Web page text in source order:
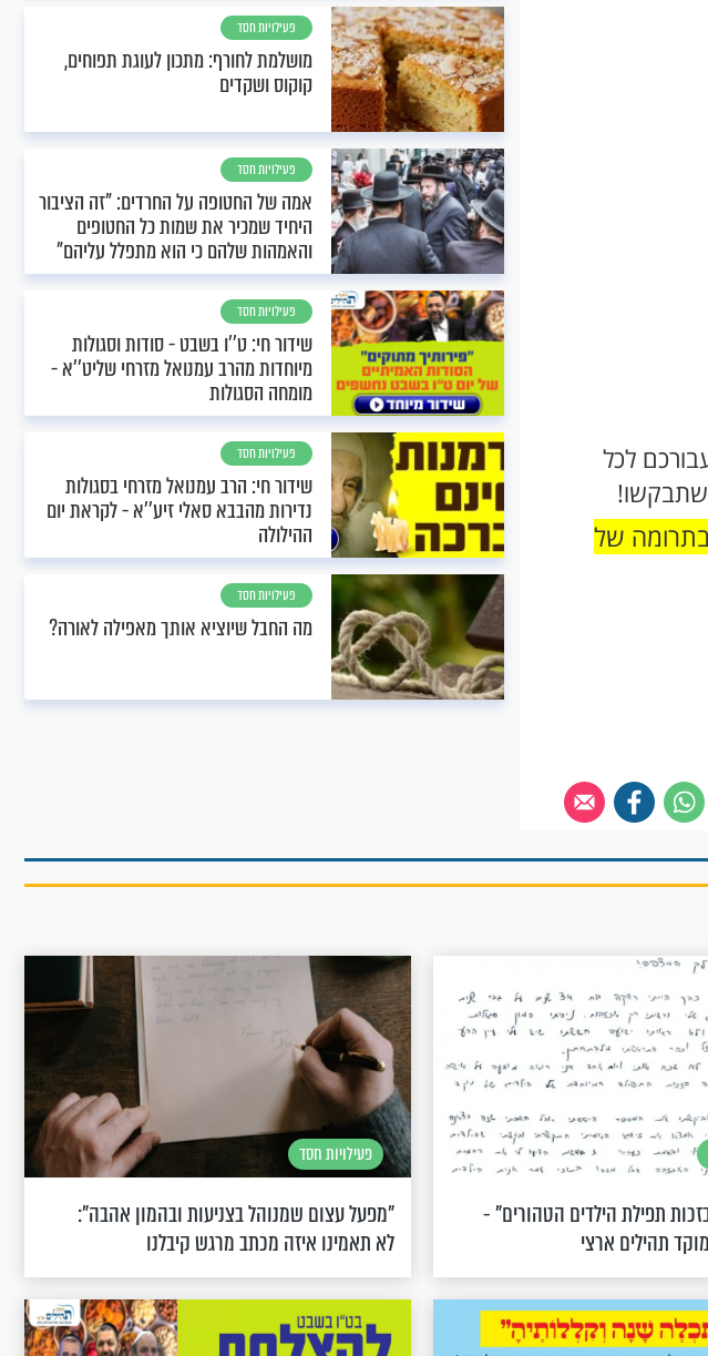
לכל
שתבקשו!
בתרומה של
פעילויות חסד
מושלמת לחורף: מתכון לעוגת תפוחים,
קוקוס ושקדים
פעילויות חסד
אמה של החטופה על החרדים: "זה הציבור
היחיד שמכיר את שמות כל החטופים
והאמהות שלהם כי הוא מתפלל עליהם"
פעילויות חסד
שידור חי: ט''ו בשבט - סודות וסגולות
מיוחדות מהרב עמנואל מזרחי שליט''א -
מומחה הסגולות
פעילויות חסד
שידור חי: הרב עמנואל מזרחי בסגולות
נדירות מהבבא סאלי זיע''א - לקראת יום
ההילולה
פעילויות חסד
מה החבל שיוציא אותך מאפילה לאורה?
תפילת הילדים הטהורים" -
תהילים ארצי
פעילויות חסד
"מפעל עצום שמנוהל בצניעות ובהמון אהבה":
לא תאמינו איזה מכתב מרגש קיבלנו